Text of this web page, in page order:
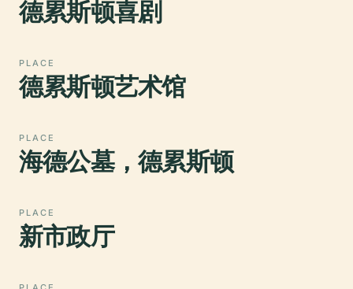
德累斯顿喜剧
PLACE
德累斯顿艺术馆
PLACE
海德公墓，德累斯顿
PLACE
新市政厅